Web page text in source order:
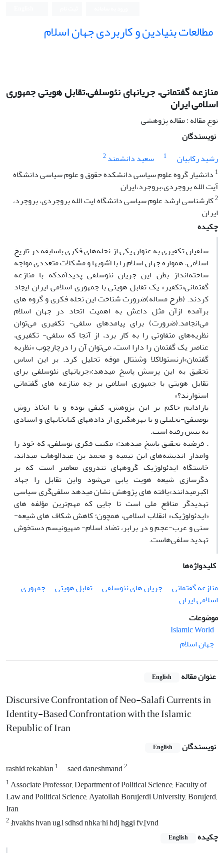
مطالعات بنیادین و کاربردی جهان اسلام
منازعه گفتمانی، جریانهای نئوسلفی،تقابل هویتی جمهوری
اسلامی ایران
نوع مقاله : مقاله پژوهشی
نویسندگان
رشید رکابیان
1 سعید دانشمند2
1 دانشیار گروه علوم سیاسی دانشکده حقوق و علوم سیاسی دانشگاه
آیت الله بروجردی،بروجرد،ایران
2کارشناسی ارشد علوم سیاسی دانشگاه ایت الله بروجردی، بروجرد،
ایران
چکیده
سلفیان تکفیری به عنوان یکی از نحله‌های فکری باسابقه در تاریخ
اسلامی، همواره جهان اسلام را با آشوبها و مشکلات متعددی مواجه
ساخته‌انداز بطن این جریان نئوسلفی پدیدآمدکه با منازعه
گفتمانی«تکفیر» یک تقابل هویتی با جمهوری اسلامی ایران ایجاد
کردند. (طرح مساله)ضرورت شناخت این نحله فکری و گروه های
برآمده ازآن مثل داعش به اهمیت اتحاد در جهان اسلام
می‌انجامد.(ضرورت) برای پیامدهای سلفی- تکفیری می‌توان
نظریه‌های متفاوتی را به کار برد، از آنجا که سلفی- تکفیری،
عناصر یک گفتمان را دارا است، می‌توان آن را درچارچوب «نظریه
گفتمان»ارنستولاکلا وشنتال موفه تحلیل کرد. بر این اساس
تحقیق به این پرسش پاسخ میدهد:«جریانهای نئوسلفی برای
تقابل هویتی با جمهوری اسلامی بر چه منازعه های گفتمانی
استوارند؟»
پارادایم حاکم بر این پژوهش، کیفی بوده و با اتخاذ روش
توصیفی-تحلیلی و با بهرهگیری از دادههای کتابخانهای و اسنادی
به پیش رفته است.
. فرضیه تحقیق پاسخ میدهد:« مکتب فکری نوسلفی، که خود را
وامدار اندیشه‌های ابن تیمیه و محمد بن عبدالوهاب میداند،
خاستگاه ایدئولوژیک گروههای تندروی معاصر است که بر
دگرسازی شیعه هویت یابی می‌شود واین تقابل را جهاد
اکبرمیدانند»یافته های پژوهش نشان میدهد سلفی‌گری سیاسی
تهدیدگر منافع ملی است تا جایی که مهم‌ترین مؤلفه های
«ایدئولوژیک» انقلاب اسلامی، همچون؛ کاهش شکاف‌ های شیعه-
سنی و عرب-عجم و در برابر، تضاد اسلام- صهیونیسم دستخوش
تهدید سلفی‌هاست.
کلیدواژه‌ها
منازعه گفتمانی
جریان های نئوسلفی تقابل هویتی
جمهوری
اسلامی ایران
موضوعات
Islamic World
جهان اسلام
عنوان مقاله English
Discursive Confrontation of Neo-Salafi Currents in
Identity-Based Confrontation with the Islamic
Republic of Iran
نویسندگان English
rashid rekabian1 saed daneshmand2
1Associate Professor, Department of Political Science, Faculty of
Law and Political Science, Ayatollah Borujerdi University, Borujerd,
Iran
2;hvakhs hvan ug,l sdhsd nhka'hi hdj hggi fv,[vnd
چکیده
English